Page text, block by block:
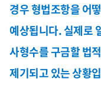
경우 형법조항을 어
예상됩니다.실제로
사형수를 구금할 법
제기되고 있는 상황